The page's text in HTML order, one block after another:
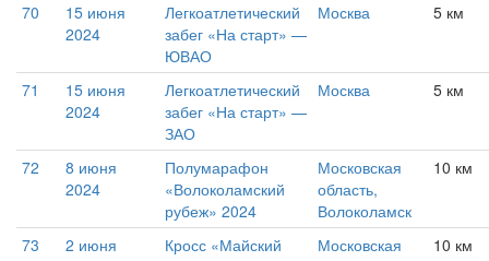
70
15 июня
2024
Легкоатлетический
забег «На старт» —
ЮВАО
Москва 5 км
71
15 июня
2024
Легкоатлетический
забег «На старт» —
ЗАО
Москва 5 км
72
8 июня
2024
Полумарафон
«Волоколамский
рубеж» 2024
Московская
область,
Волоколамск
10 км
73
2 июня
Кросс «Майский
Московская
10 км